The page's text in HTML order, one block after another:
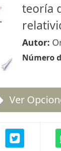
teoría
Autor:
Número
Ver